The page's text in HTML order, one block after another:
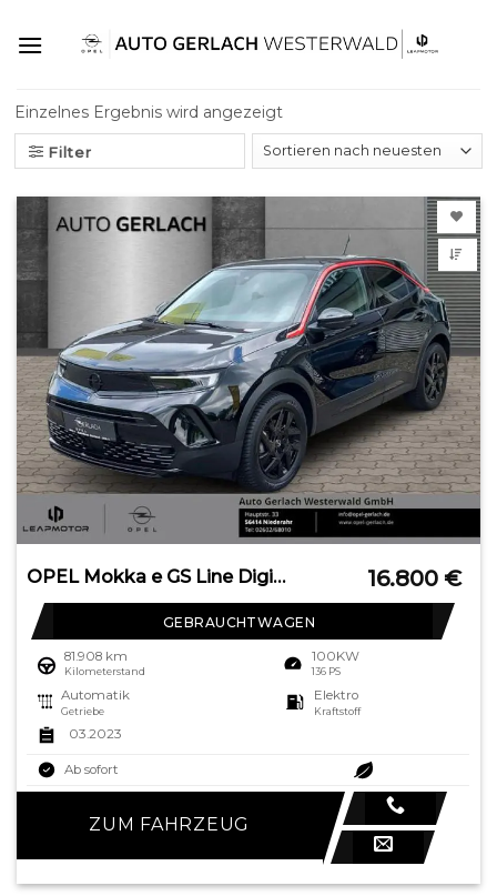
Filter
Einzelnes Ergebnis wird angezeigt
OPEL Mokka e GS Line Digitales Cockpit LED Apple CarP 16.800 €
GEBRAUCHTWAGEN
81.908 km
Kilometerstand
100KW
136 PS
Automatik
Getriebe
Elektro
Kraftstoff
03.2023
Ab sofort
ZUM FAHRZEUG